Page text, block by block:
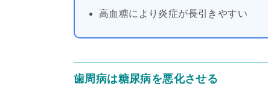
高血糖により炎症が長引きやすい
歯周病は糖尿病を悪化させる